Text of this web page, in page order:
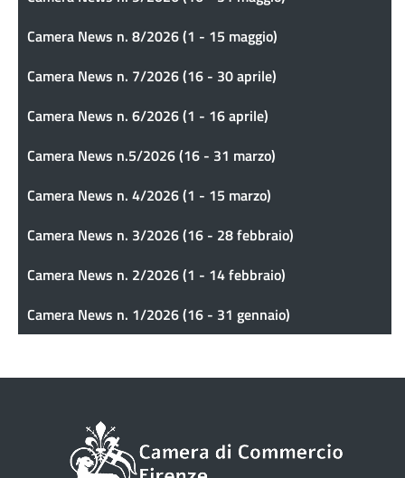
Camera News n. 8/2026 (1 - 15 maggio)
Camera News n. 7/2026 (16 - 30 aprile)
Camera News n. 6/2026 (1 - 16 aprile)
Camera News n.5/2026 (16 - 31 marzo)
Camera News n. 4/2026 (1 - 15 marzo)
Camera News n. 3/2026 (16 - 28 febbraio)
Camera News n. 2/2026 (1 - 14 febbraio)
Camera News n. 1/2026 (16 - 31 gennaio)